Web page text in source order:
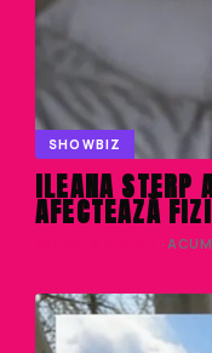
SHOWBIZ
ILEANA STERP
AFECTEAZĂ
·